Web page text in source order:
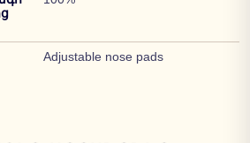
Adjustable nose pads